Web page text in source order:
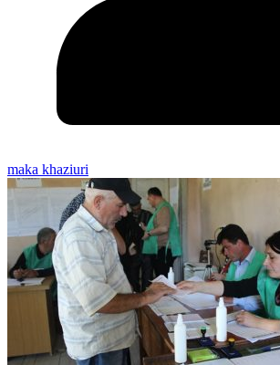
maka khaziuri